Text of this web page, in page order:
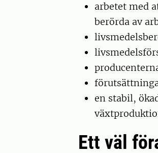
arbetet med
berörda av
en stabil,
Ett väl